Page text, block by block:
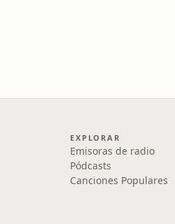
EXPLORAR
Emisoras de radio
Pódcasts
Canciones Populares